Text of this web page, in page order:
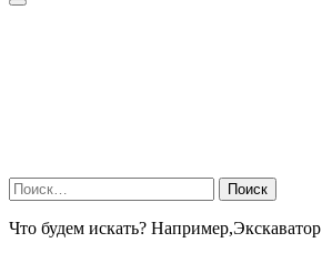
Найти:
Что будем искать? Например,Экскаватор